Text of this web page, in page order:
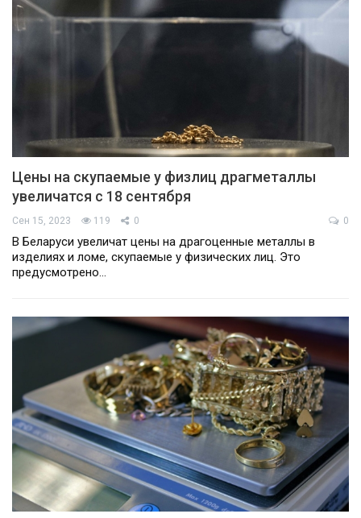
Цены на скупаемые у физлиц драгметаллы
увеличатся с 18 сентября
Сен 15, 2023 119 0 0
В Беларуси увеличат цены на драгоценные металлы в
изделиях и ломе, скупаемые у физических лиц. Это
предусмотрено…